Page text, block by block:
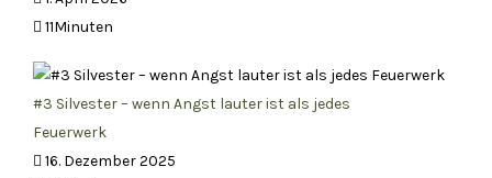
11Minuten
#3 Silvester – wenn Angst lauter ist als jedes
Feuerwerk
16. Dezember 2025